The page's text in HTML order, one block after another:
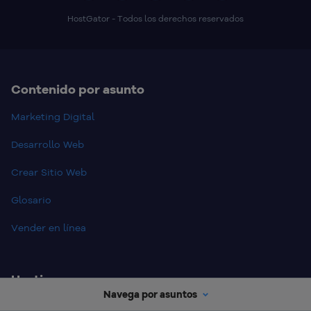
Navega por asuntos
HostGator - Todos los derechos reservados
Contenido por asunto
Marketing Digital
Desarrollo Web
Crear Sitio Web
Glosario
Vender en línea
Hosting